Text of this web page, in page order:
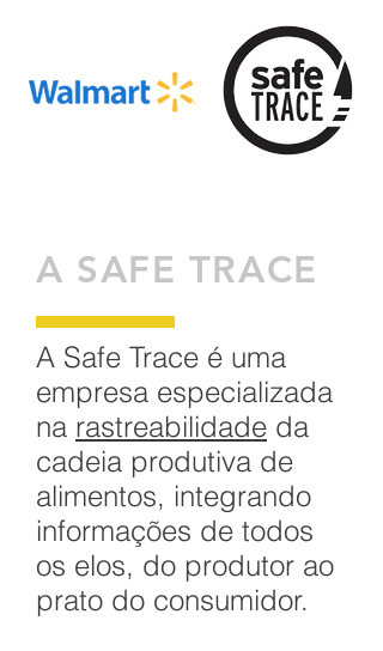
A SAFE TRACE
A Safe Trace é uma
empresa especializada
na rastreabilidade da
cadeia produtiva de
alimentos, integrando
informações de todos
os elos, do produtor ao
prato do consumidor.